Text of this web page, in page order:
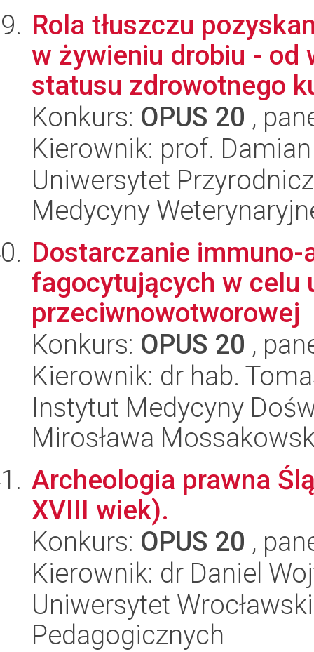
Rola tłuszczu
w żywieniu drobiu - od
statusu zdrowotnego
Konkurs: OPUS 20 ,
Kierownik: prof.
Uniwersytet
Medycyny
Dostarczanie
fagocytujących w celu
przeciwnowotworowej
Konkurs: OPUS 20 ,
Kierownik: dr hab.
Instytut Medycyny
Mirosława
Archeologia prawna
XVIII wiek).
Konkurs: OPUS 20 ,
Kierownik: dr Daniel
Uniwersytet
Pedagogicznych